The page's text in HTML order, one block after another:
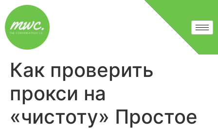
Как проверить
прокси на
«чистоту» Простое